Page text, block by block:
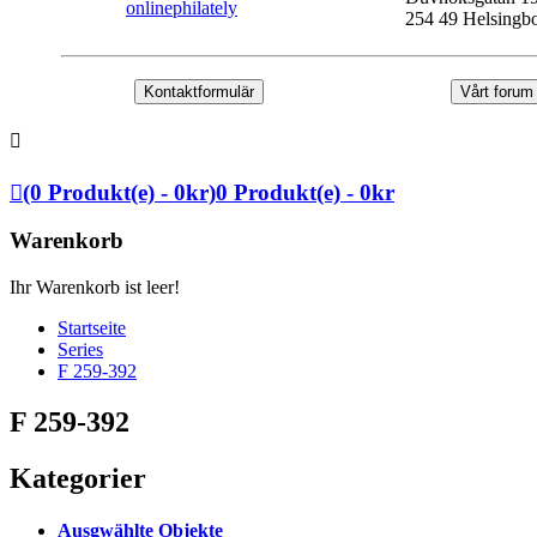
onlinephilately
254 49
Kontaktformulär Vårt forum
(0 Produkt(e) - 0kr)0 Produkt(e) - 0kr
Warenkorb
Ihr Warenkorb ist leer!
Startseite
Series
F 259-392
F 259-392
Kategorier
Ausgwählte Objekte